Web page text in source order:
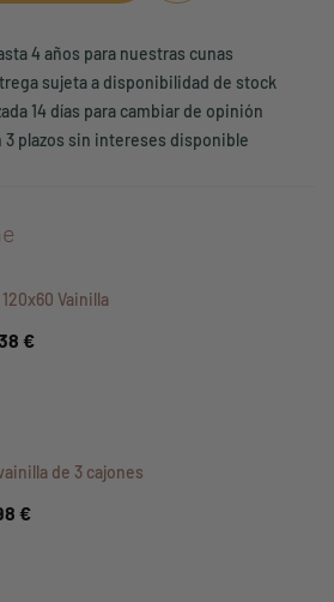
4 años para nuestras cunas
sujeta a disponibilidad de stock
14 días para cambiar de opinión
3 plazos sin intereses disponible
Vainilla
€
de 3 cajones
€